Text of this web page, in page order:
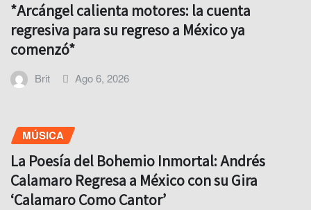
*Arcángel calienta motores: la cuenta
regresiva para su regreso a México ya
comenzó*
Brit Ago 6, 2026
MÚSICA
La Poesía del Bohemio Inmortal: Andrés
Calamaro Regresa a México con su Gira
‘Calamaro Como Cantor’